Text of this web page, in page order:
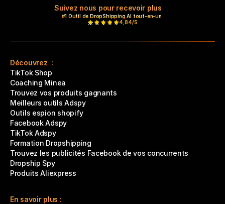
Suivez nous pour recevoir plus
#1 Outil de DropShipping AI tout-en-un
4,84/5
Découvrez  :
TikTok Shop
Coaching Minea
Trouvez vos produits gagnants
Meilleurs outils Adspy
Outils espion shopify
Facebook Adspy
TikTok Adspy
Formation Dropshipping
Trouvez les publicités Facebook de vos concurrents
Dropship Spy
Produits Aliexpress
En savoir plus :